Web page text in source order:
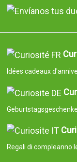
Idées cadeaux
Regali di compleanno